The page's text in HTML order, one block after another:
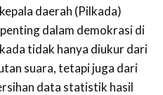
daerah (Pilkada)
dalam demokrasi di
tidak hanya diukur dari
suara, tetapi juga dari
data statistik hasil